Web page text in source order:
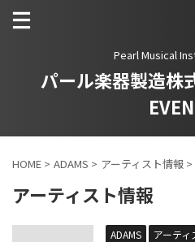
Pearl Musical
パール楽器製造株
HOME > ADAMS > アーティスト情報 >
アーティスト情報
ADAMS アーテ